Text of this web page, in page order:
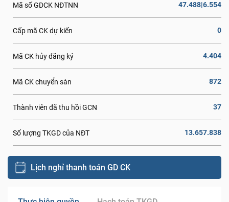
Mã số GDCK NĐTNN 47.488|6.554
Cấp mã CK dự kiến 0
Mã CK hủy đăng ký 4.404
Mã CK chuyển sàn 872
Thành viên đã thu hồi GCN 37
Số lượng TKGD của NĐT 13.657.838
Lịch nghỉ thanh toán GD CK